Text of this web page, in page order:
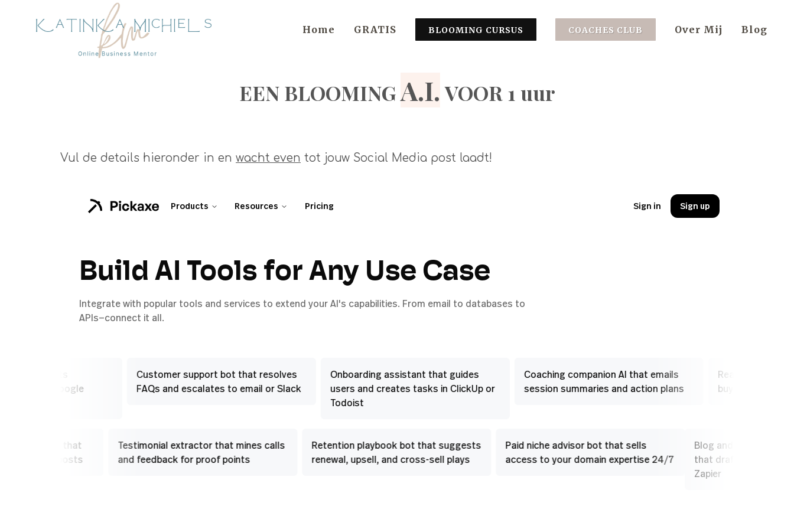
Home GRATIS BLOOMING CURSUS COACHES CLUB Over Mij Blog
EEN BLOOMINGA.I.VOOR 1 uur
Vul de details hieronder in en wacht even tot jouw Social Media post laadt!